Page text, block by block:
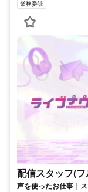
業務委託
配信スタッフ(
声を使ったお仕事｜